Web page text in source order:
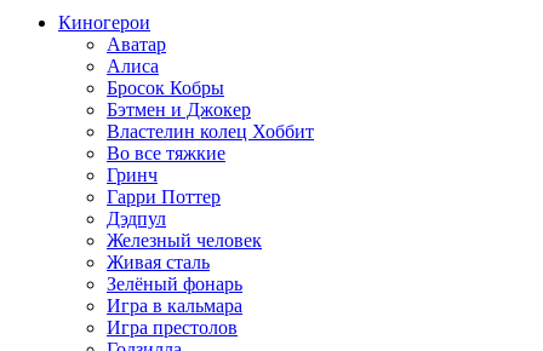
Киногерои
Аватар
Алиса
Бросок Кобры
Бэтмен и Джокер
Властелин колец Хоббит
Во все тяжкие
Гринч
Гарри Поттер
Дэдпул
Железный человек
Живая сталь
Зелёный фонарь
Игра в кальмара
Игра престолов